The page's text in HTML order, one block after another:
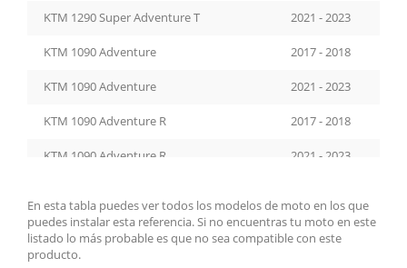
KTM 1290 Super Adventure T 2021 - 2023
KTM 1090 Adventure 2017 - 2018
KTM 1090 Adventure 2021 - 2023
KTM 1090 Adventure R 2017 - 2018
KTM 1090 Adventure R 2021 - 2023
KTM 1290 Super Adventure S 2017 - 2025
KTM 790 Adventure
En esta tabla puedes ver todos los modelos de moto en los que
puedes instalar esta referencia. Si no encuentras tu moto en este
listado lo más probable es que no sea compatible con este
producto.